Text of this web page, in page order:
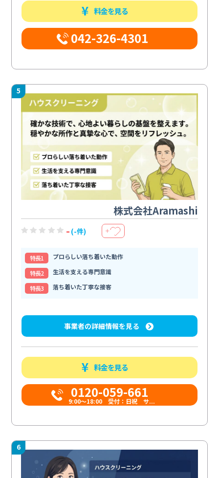
料金を見る
042-326-4301
5
株式会社Aramashi
- (-件) ＋
特⻑1
プロらしい落ち着いた動作
特⻑2
生活を支える専門意識
特⻑3
落ち着いた丁寧な接客
事業者の詳細情報を見る
料金を見る
0120-059-661
9:00〜18:00 受付：日祝 サ...
6